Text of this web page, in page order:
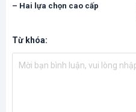
– Hai lựa chọn cao cấp
Từ khóa: